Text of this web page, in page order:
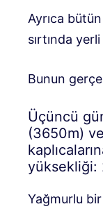
Ayrıca
sırtında
Bunun
Üçüncü
(3650m)
yüksekliği:
Yağmurlu